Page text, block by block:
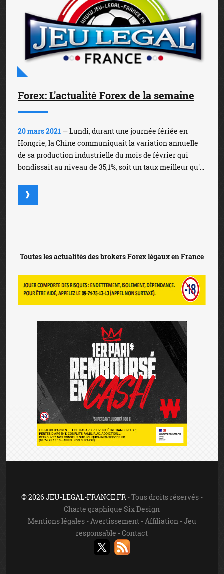
Forex: L'actualité Forex de la semaine
20 mars 2021 — Lundi, durant une journée fériée en
Hongrie, la Chine communiquait la variation annuelle
de sa production industrielle du mois de février qui
bondissait au niveau de 35,1%, soit un taux meilleur qu'...
Toutes les actualités des brokers Forex légaux en France
© 2026 JEU-LEGAL-FRANCE.FR- Tous droits réservés -
Charte graphique Six Design
Mentions légales- Avertissement- Affiliation -Jeu
responsable -Contact